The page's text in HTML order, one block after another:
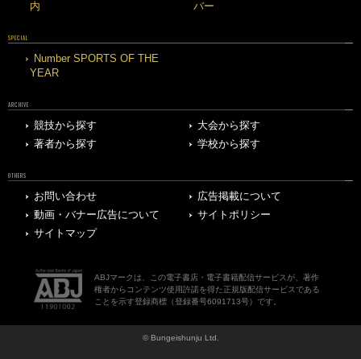
内
バー
SPECIAL
Number SPORTS OF THE
YEAR
ARCHIVE
競技から探す
大会から探す
著者から探す
学校から探す
OTHERS
お問い合わせ
広告掲載について
動画・バナー広告について
サイトポリシー
サイトマップ
ABJマークは、この電子書店・電子書籍配信サービスが、著作
権者からコンテンツ使用許諾を得た正規版配信サービスである
ことを示す登録商標（登録番号6091713号）です。
© Bungeishunju Ltd.